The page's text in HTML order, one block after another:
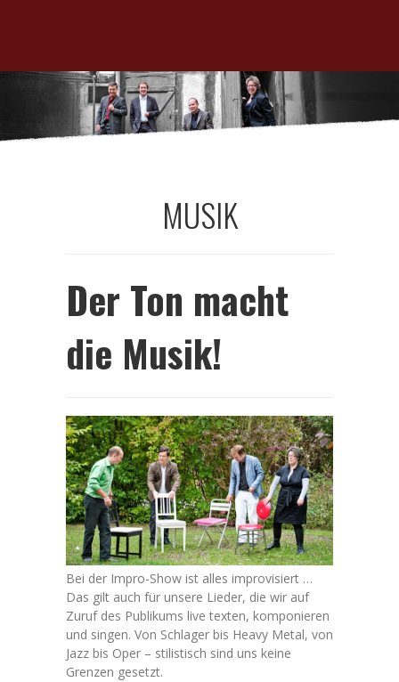
MUSIK
Der Ton macht
die Musik!
Bei der Impro-Show ist alles improvisiert …
Das gilt auch für unsere Lieder, die wir auf
Zuruf des Publikums live texten, komponieren
und singen. Von Schlager bis Heavy Metal, von
Jazz bis Oper – stilistisch sind uns keine
Grenzen gesetzt.